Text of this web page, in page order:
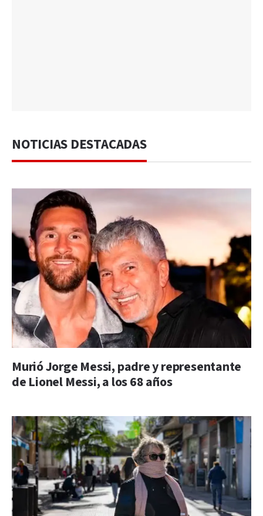
NOTICIAS DESTACADAS
Murió Jorge Messi, padre y representante
de Lionel Messi, a los 68 años